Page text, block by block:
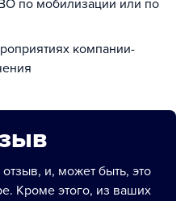
по мобилизации или по
компании-
и, может быть, это
Кроме этого, из ваших